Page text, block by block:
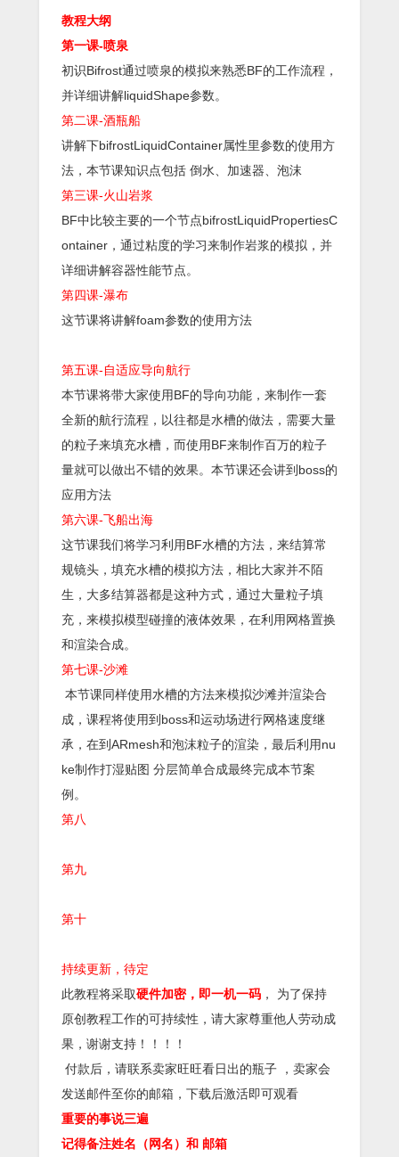
教程大纲
第一课-喷泉
初识Bifrost通过喷泉的模拟来熟悉BF的工作流程，
并详细讲解liquidShape参数。
第二课-酒瓶船
讲解下bifrostLiquidContainer属性里参数的使用方
法，本节课知识点包括 倒水、加速器、泡沫
第三课-火山岩浆
BF中比较主要的一个节点bifrostLiquidPropertiesC
ontainer，通过粘度的学习来制作岩浆的模拟，并
详细讲解容器性能节点。
第四课-瀑布
这节课将讲解foam参数的使用方法
第五课-自适应导向航行
本节课将带大家使用BF的导向功能，来制作一套
全新的航行流程，以往都是水槽的做法，需要大量
的粒子来填充水槽，而使用BF来制作百万的粒子
量就可以做出不错的效果。本节课还会讲到boss的
应用方法
第六课-飞船出海
这节课我们将学习利用BF水槽的方法，来结算常
规镜头，填充水槽的模拟方法，相比大家并不陌
生，大多结算器都是这种方式，通过大量粒子填
充，来模拟模型碰撞的液体效果，在利用网格置换
和渲染合成。
第七课-沙滩
本节课同样使用水槽的方法来模拟沙滩并渲染合
成，课程将使用到boss和运动场进行网格速度继
承，在到ARmesh和泡沫粒子的渲染，最后利用nu
ke制作打湿贴图 分层简单合成最终完成本节案
例。
第八
第九
第十
持续更新，待定
此教程将采取硬件加密，即一机一码 ， 为了保持
原创教程工作的可持续性，请大家尊重他人劳动成
果，谢谢支持！！！！
付款后，请联系卖家旺旺看日出的瓶子 ，卖家会
发送邮件至你的邮箱，下载后激活即可观看
重要的事说三遍
记得备注姓名（网名）和 邮箱